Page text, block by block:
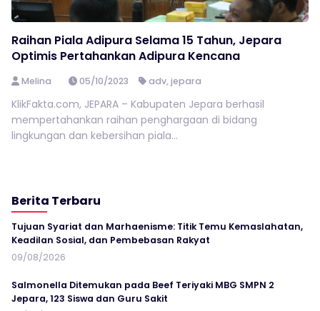
Raihan Piala Adipura Selama 15 Tahun, Jepara
Optimis Pertahankan Adipura Kencana
Melina 05/10/2023 adv,jepara
KlikFakta.com, JEPARA – Kabupaten Jepara berhasil
mempertahankan raihan penghargaan di bidang
lingkungan dan kebersihan piala...
Berita Terbaru
Tujuan Syariat dan Marhaenisme: Titik Temu Kemaslahatan,
Keadilan Sosial, dan Pembebasan Rakyat
09/08/2026
Salmonella Ditemukan pada Beef Teriyaki MBG SMPN 2
Jepara, 123 Siswa dan Guru Sakit